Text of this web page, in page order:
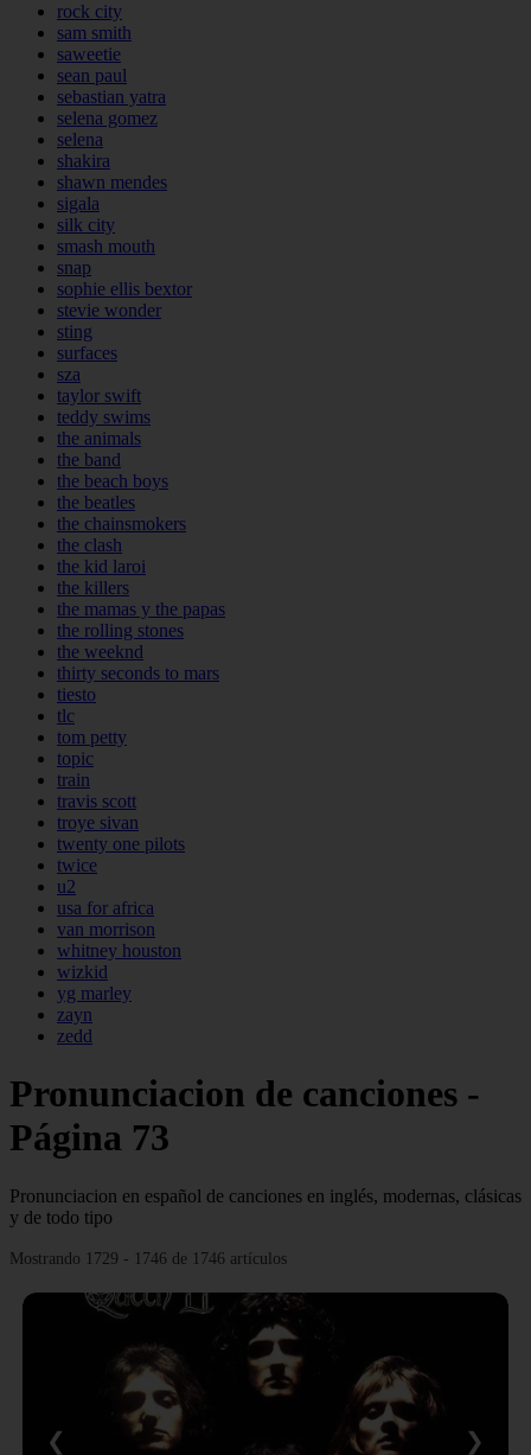
rock city
sam smith
saweetie
sean paul
sebastian yatra
selena gomez
selena
shakira
shawn mendes
sigala
silk city
smash mouth
snap
sophie ellis bextor
stevie wonder
sting
surfaces
sza
taylor swift
teddy swims
the animals
the band
the beach boys
the beatles
the chainsmokers
the clash
the kid laroi
the killers
the mamas y the papas
the rolling stones
the weeknd
thirty seconds to mars
tiesto
tlc
tom petty
topic
train
travis scott
troye sivan
twenty one pilots
twice
u2
usa for africa
van morrison
whitney houston
wizkid
yg marley
zayn
zedd
Pronunciacion de canciones -
Página 73
Pronunciacion en español de canciones en inglés, modernas, clásicas
y de todo tipo
Mostrando 1729 - 1746 de 1746 artículos
❮ ❯